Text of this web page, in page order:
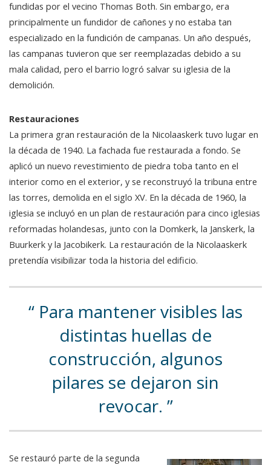
fundidas por el vecino Thomas Both. Sin embargo, era
principalmente un fundidor de cañones y no estaba tan
especializado en la fundición de campanas. Un año después,
las campanas tuvieron que ser reemplazadas debido a su
mala calidad, pero el barrio logró salvar su iglesia de la
demolición.
Restauraciones
La primera gran restauración de la Nicolaaskerk tuvo lugar en
la década de 1940. La fachada fue restaurada a fondo. Se
aplicó un nuevo revestimiento de piedra toba tanto en el
interior como en el exterior, y se reconstruyó la tribuna entre
las torres, demolida en el siglo XV. En la década de 1960, la
iglesia se incluyó en un plan de restauración para cinco iglesias
reformadas holandesas, junto con la Domkerk, la Janskerk, la
Buurkerk y la Jacobikerk. La restauración de la Nicolaaskerk
pretendía visibilizar toda la historia del edificio.
Para mantener visibles las
distintas huellas de
construcción, algunos
pilares se dejaron sin
revocar.
Se restauró parte de la segunda